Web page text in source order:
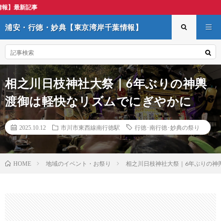
浦安・行徳・妙典【東京湾岸千葉情報】
相之川日枝神社大祭｜6年ぶりの神輿
渡御は軽快なリズムでにぎやかに
2025.10.12 市川市東西線南行徳駅 行徳･南行徳･妙典の祭り
HOME 地域のイベント・お祭り 相之川日枝神社大祭｜6年ぶりの